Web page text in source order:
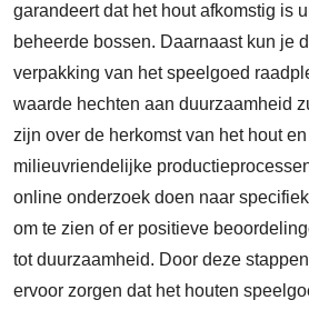
garandeert dat het hout afkomstig is
beheerde bossen. Daarnaast kun je
verpakking van het speelgoed
waarde hechten aan duurzaamheid
zijn over de herkomst van het hout
milieuvriendelijke
online onderzoek doen naar
om te zien of er positieve
tot duurzaamheid. Door deze
ervoor zorgen dat het houten